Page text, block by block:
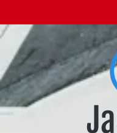
to
content